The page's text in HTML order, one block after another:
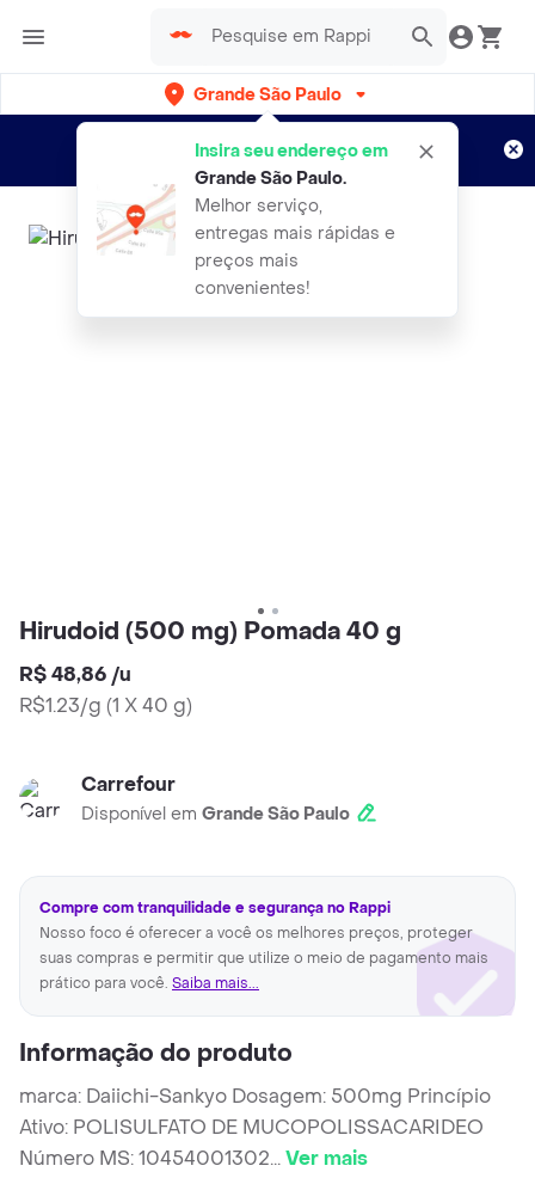
Grande São Paulo
Insira seu endereço em
Grande São Paulo.
Melhor serviço,
entregas mais rápidas e
preços mais
convenientes!
Entregas grátis por 15 dias!
Aplicam T&C
Hirudoid (500 mg) Pomada 40 g
R$ 48,86 /u
R$1.23/g (1 X 40 g)
Carrefour
Disponível em Grande São Paulo
Compre com tranquilidade e segurança no Rappi
Nosso foco é oferecer a você os melhores preços, proteger
suas compras e permitir que utilize o meio de pagamento mais
prático para você. Saiba mais...
Informação do produto
marca: Daiichi-Sankyo Dosagem: 500mg Princípio
Ativo: POLISULFATO DE MUCOPOLISSACARIDEO
Número MS: 10454001302...Ver mais